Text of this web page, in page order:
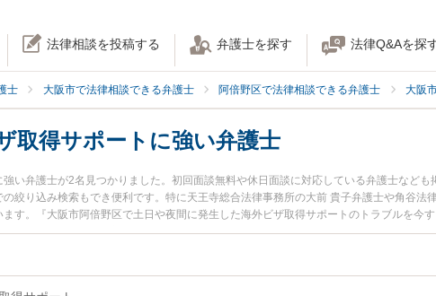
法律相談を投稿する 弁護士を探す 法律Q&Aを探
士 大阪市で法律相談できる弁護士 阿倍野区で法律相談できる弁護士 大阪
取得サポートに強い弁護士
い弁護士が2名見つかりました。初回面談無料や休日面談に対応している弁護士など
絞り込み検索もでき便利です。特に天王寺総合法律事務所の大前 貴子弁護士や角谷法
す。『大阪市阿倍野区で土日や夜間に発生した海外ビザ取得サポートのトラブルを今
士を検索したい』『初回相談無料で海外ビザ取得サポートを法律相談できる大阪市阿